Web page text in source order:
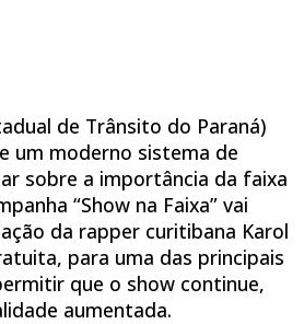
de Trânsito do Paraná)
um moderno sistema de
sobre a importância da faixa
“Show na Faixa” vai
da rapper curitibana Karol
para uma das principais
que o show continue,
aumentada.